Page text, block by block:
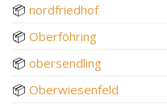
📦 nordfriedhof
📦 Oberföhring
📦 obersendling
📦 Oberwiesenfeld